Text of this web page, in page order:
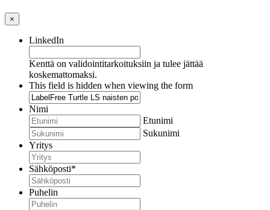
×
LinkedIn
Kenttä on validointitarkoituksiin ja tulee jättää
koskemattomaksi.
This field is hidden when viewing the form
Nimi
Etunimi
Sukunimi
Yritys
Sähköposti*
Puhelin